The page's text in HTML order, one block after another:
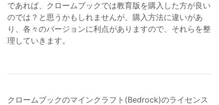
であれば、クロームブックでは教育版を購入した方が良い
のでは？と思うかもしれませんが、購入方法に違いがあ
り、各々のバージョンに利点がありますので、それらを整
理していきます。
クロームブックのマインクラフト(Bedrock)のライセンス